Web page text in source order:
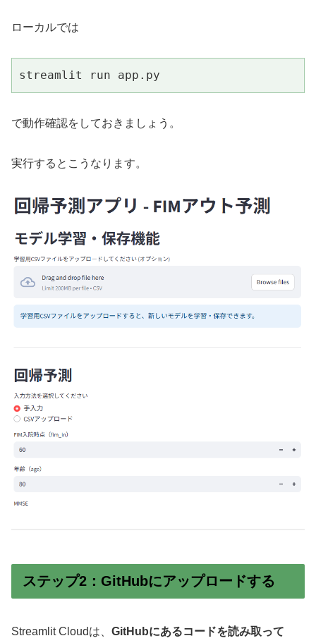
ローカルでは
streamlit run app.py
で動作確認をしておきましょう。
実行するとこうなります。
ステップ2：GitHubにアップロードする
Streamlit Cloudは、 GitHubにあるコードを読み取って